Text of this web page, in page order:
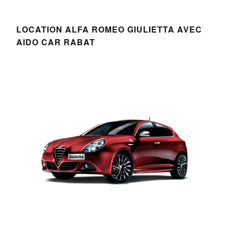
LOCATION ALFA ROMEO GIULIETTA AVEC
AIDO CAR RABAT